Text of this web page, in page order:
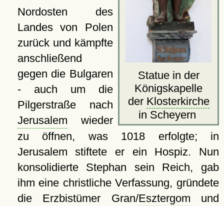
Statue in der
Königskapelle
der Klosterkirche
in Scheyern
Nordosten des
Landes von Polen
zurück und kämpfte
anschließend
gegen die Bulgaren
- auch um die
Pilgerstraße nach
Jerusalem wieder
zu öffnen, was 1018 erfolgte; in
Jerusalem stiftete er ein Hospiz. Nun
konsolidierte Stephan sein Reich, gab
ihm eine christliche Verfassung, gründete
die Erzbistümer Gran/Esztergom und